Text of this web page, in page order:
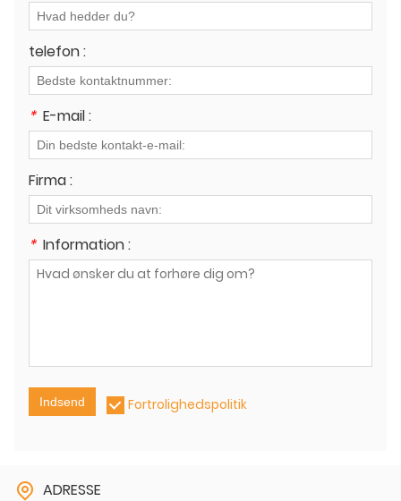
telefon :
* E-mail :
Firma :
* Information :
Indsend Fortrolighedspolitik
ADRESSE